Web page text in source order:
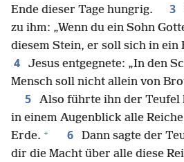
Ende dieser Tage hungrig.
3
zu ihm: „Wenn du ein Sohn
diesem Stein, er soll sich in
4
Jesus entgegnete: „In den
Mensch soll nicht allein von
5
Also führte ihn der Teufel
in einem Augenblick alle
Erde. + 6
Dann sagte der
dir die Macht über alle diese